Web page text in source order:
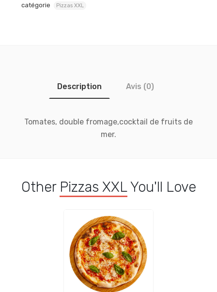
catégorie Pizzas XXL
Description Avis (0)
Tomates, double fromage,cocktail de fruits de
mer.
Other Pizzas XXLYou'll Love